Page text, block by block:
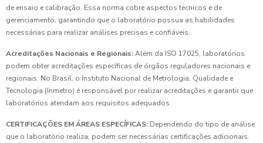
de ensaio e calibração. Essa norma cobre aspectos técnicos e de
gerenciamento, garantindo que o laboratório possua as habilidades
necessárias para realizar análises precisas e confiáveis.
Acreditações Nacionais e Regionais:Além da ISO 17025, laboratórios
podem obter acreditações específicas de órgãos reguladores nacionais e
regionais. No Brasil, o Instituto Nacional de Metrologia, Qualidade e
Tecnologia (Inmetro) é responsável por realizar acreditações e garantir que
laboratórios atendam aos requisitos adequados.
CERTIFICAÇÕES EM ÁREAS ESPECÍFICAS: Dependendo do tipo de análise
que o laboratório realiza, podem ser necessárias certificações adicionais.